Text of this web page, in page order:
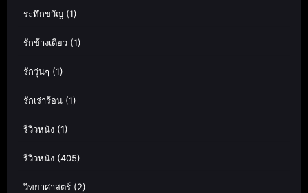
ระทึกขวัญ (1)
รักข้างเดียว (1)
รักวุ่นๆ (1)
รักเร่าร้อน (1)
รีวิวหนัง (1)
รีวิวหนัง (405)
วิทยาศาสตร์ (2)